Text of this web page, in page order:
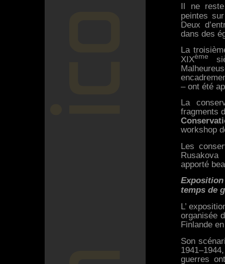
Il ne
peintes
Deux
dans des
La
XIXème
– ont été
La
fragments
workshop
Les
apporté
temps de
L’
organisée
Finlande
Son
guerres